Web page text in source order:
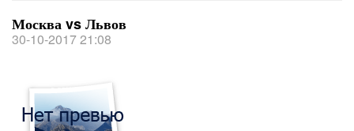
Москва vs Львов
30-10-2017 21:08